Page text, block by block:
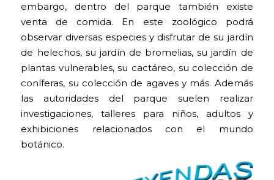
embargo, dentro del parque también existe
venta de comida. En este zoológico podrá
observar diversas especies y disfrutar de su jardín
de helechos, su jardín de bromelias, su jardín de
plantas vulnerables, su cactáreo, su colección de
coníferas, su colección de agaves y más. Además
las autoridades del parque suelen realizar
investigaciones, talleres para niños, adultos y
exhibiciones relacionados con el mundo
botánico.